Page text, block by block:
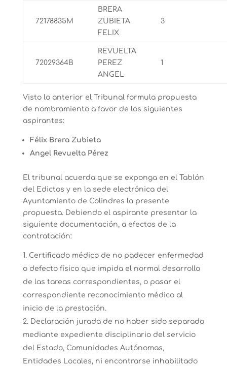
72178835M
BRERA
ZUBIETA
FELIX
3
72029364B
REVUELTA
PEREZ
ANGEL
1
Visto lo anterior el Tribunal formula propuesta
de nombramiento a favor de los siguientes
aspirantes:
Félix Brera Zubieta
Angel Revuelta Pérez
El tribunal acuerda que se exponga en el Tablón
del Edictos y en la sede electrónica del
Ayuntamiento de Colindres la presente
propuesta. Debiendo el aspirante presentar la
siguiente documentación, a efectos de la
contratación:
Certificado médico de no padecer enfermedad
o defecto físico que impida el normal desarrollo
de las tareas correspondientes, o pasar el
correspondiente reconocimiento médico al
inicio de la prestación.
Declaración jurada de no haber sido separado
mediante expediente disciplinario del servicio
del Estado, Comunidades Autónomas,
Entidades Locales, ni encontrarse inhabilitado